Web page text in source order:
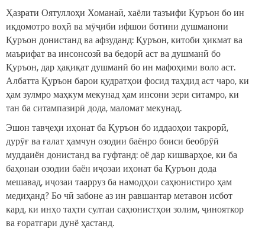
Ҳазрати Оятуллоҳи Хоманаӣ, хаёли тазъифи Қуръон бо ин
иқдомотро воҳӣ ва мӯҷиби ифшои ботини душманони
Қуръон донистанд ва афзуданд: Қуръон, китоби ҳикмат ва
маърифат ва инсонсозӣ ва бедорӣ аст ва душманӣ бо
Қуръон, дар ҳақиқат душманӣ бо ин мафоҳими воло аст.
Албатта Қуръон барои қудратҳои фосид таҳдид аст чаро, ки
ҳам зулмро маҳкум мекунад ҳам инсони зери ситамро, ки
тан ба ситампазирӣ дода, маломат мекунад.
Эшон тавҷеҳи иҳонат ба Қуръон бо иддаоҳои такрорӣ,
дурӯғ ва ғалат ҳамчун озодии баёнро боиси беобрӯӣ
муддаиён донистанд ва гуфтанд: оё дар кишварҳое, ки ба
баҳонаи озодии баён иҷозаи иҳонат ба Қуръон дода
мешавад, иҷозаи таарруз ба намодҳои саҳюнистиро ҳам
медиҳанд? Бо чӣ забоне аз ин равшантар метавон исбот
кард, ки инҳо таҳти султаи саҳюнистҳои золим, ҷинояткор
ва ғоратгари дунё ҳастанд.